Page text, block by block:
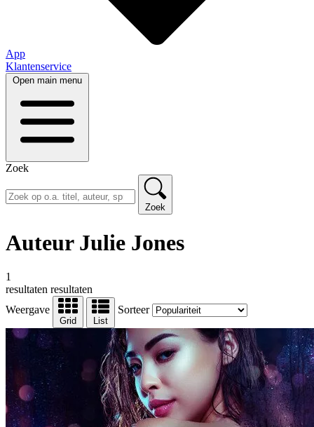
App
Klantenservice
Open main menu
Zoek
Zoek
Auteur Julie Jones
1
resultaten resultaten
Weergave
Grid List
Sorteer